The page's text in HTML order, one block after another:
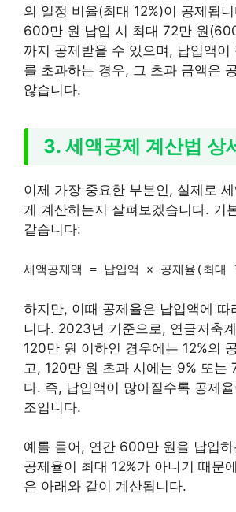
의 일정 비율(최대 12%)이 공제됩
600만 원 납입 시 최대 72만 원
까지 공제받을 수 있으며, 납입액이
를 초과하는 경우, 그 초과 금액은
않습니다.
3. 세액공제 계산법 상
이제 가장 중요한 부분인, 실제로
게 계산하는지 살펴보겠습니다. 기
같습니다:
세액공제액 = 납입액 × 공제율(최대
하지만, 이때 공제율은 납입액에 따
니다. 2023년 기준으로, 연금저축
120만 원 이하인 경우에는 12%의
고, 120만 원 초과 시에는 9% 또는
다. 즉, 납입액이 많아질수록 공제
조입니다.
예를 들어, 연간 600만 원을 납입하
공제율이 최대 12%가 아니기 때문
은 아래와 같이 계산됩니다.